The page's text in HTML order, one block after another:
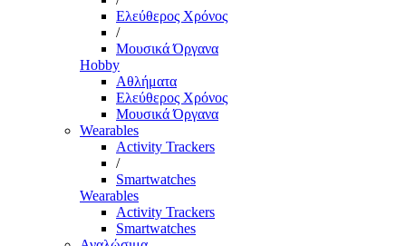
Ελεύθερος Χρόνος
/
Μουσικά Όργανα
Hobby
Αθλήματα
Ελεύθερος Χρόνος
Μουσικά Όργανα
Wearables
Activity Trackers
/
Smartwatches
Wearables
Activity Trackers
Smartwatches